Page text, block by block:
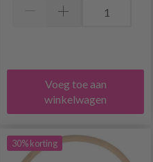
Voeg toe aan
winkelwagen
30% korting